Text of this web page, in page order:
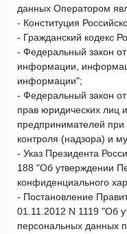
данных Оператором
- Конституция
- Гражданский кодекс
- Федеральный закон
информации,
информации";
- Федеральный закон
прав юридических лиц
предпринимателей при
контроля (надзора) и
- Указ Президента
188 "Об утверждении
конфиденциального
- Постановление
01.11.2012 N 1119 "Об
персональных данных